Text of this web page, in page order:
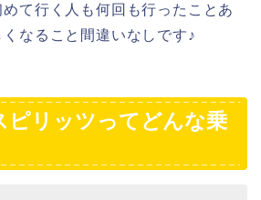
て行く人も何回も行ったことあ
なること間違いなしです♪
ピリッツってどんな乗